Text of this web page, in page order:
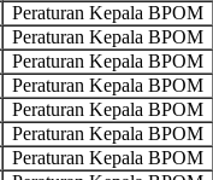
Peraturan Kepala BPOM
Peraturan Kepala BPOM
Peraturan Kepala BPOM
Peraturan Kepala BPOM
Peraturan Kepala BPOM
Peraturan Kepala BPOM
Peraturan Kepala BPOM